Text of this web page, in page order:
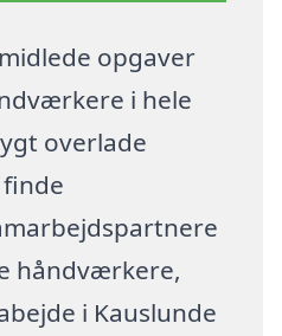
opgaver
i hele
overlade
håndværkere,
i Kauslunde